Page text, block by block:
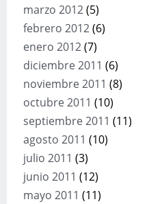
marzo 2012(5)
febrero 2012(6)
enero 2012(7)
diciembre 2011 (6)
noviembre 2011 (8)
octubre 2011 (10)
septiembre 2011 (11)
agosto 2011 (10)
julio 2011 (3)
junio 2011 (12)
mayo 2011 (11)